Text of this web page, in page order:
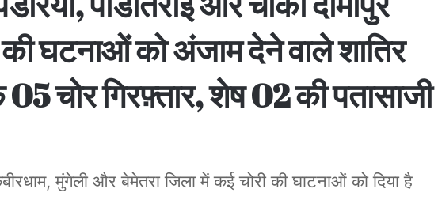
की घटनाओं को अंजाम देने वाले शातिर
05 चोर गिरफ़्तार, शेष 02 की पतासाजी
मुंगेली और बेमेतरा जिला में कई चोरी की घाटनाओं को दिया है